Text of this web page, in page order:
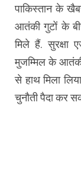
पाकिस्तान के
आतंकी गुटों के
मिले हैं. सुरक्षा
मुजम्मिल के
से हाथ मिला
चुनौती पैदा कर